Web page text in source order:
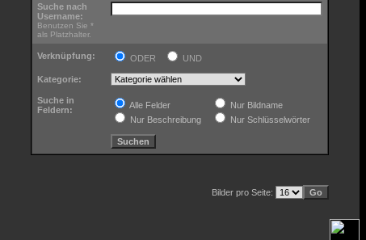
Suche nach
Username:
Benutzen Sie *
als Platzhalter.
Verknüpfung: ODER UND
Kategorie:
Suche in
Feldern:
Alle Felder
Nur Bildname
Nur Beschreibung
Nur Schlüsselwörter
Bilder pro Seite: